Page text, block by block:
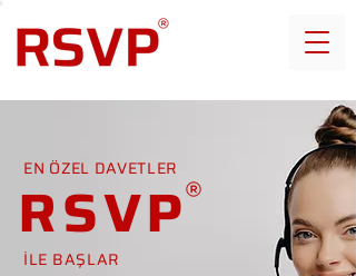
EN ÖZEL DAVETLER
RSVP
İLE BAŞLAR